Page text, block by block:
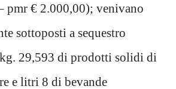
pmr € 2.000,00); venivano
sottoposti a sequestro
29,593 di prodotti solidi di
e litri 8 di bevande